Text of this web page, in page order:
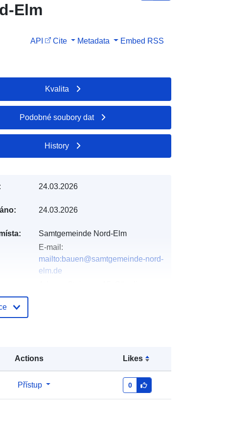
Elm
API Cite Metadata Embed RSS
Actions Likes
Přístup 0
Kvalita
Podobné soubory dat
History
24.03.2026
24.03.2026
Samtgemeinde Nord-Elm
E-mail:
mailto:bauen@samtgemeinde-nord-
elm.de
Přidáno do data.europa.eu: 11 April
2026
Aktualizace údajů.europa.eu:
31